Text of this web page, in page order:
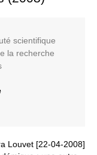
scientifique
la recherche
Louvet [22-04-2008]